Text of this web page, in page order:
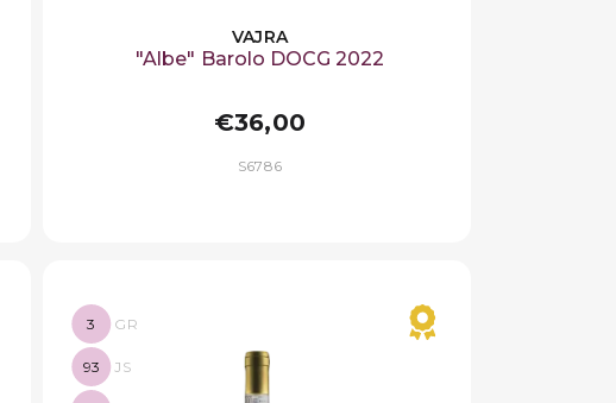
VAJRA
"Albe" Barolo DOCG 2022
€36,00
S6786
3 GR
93 JS